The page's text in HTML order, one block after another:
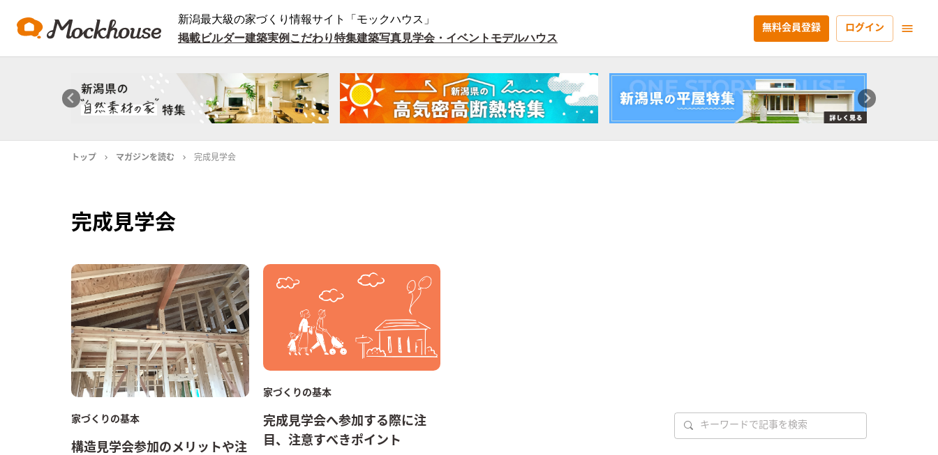
新潟最大級の家づくり情報サイト「モックハウス」
掲載ビルダー建築実例 こだわり特集建築写真見学会・イベント モデルハウス
無料会員登録 ログイン
トップ マガジンを読む 完成見学会
完成見学会
家づくりの基本
構造見学会参加のメリットや注
家づくりの基本
完成見学会へ参加する際に注
目、注意すべきポイント